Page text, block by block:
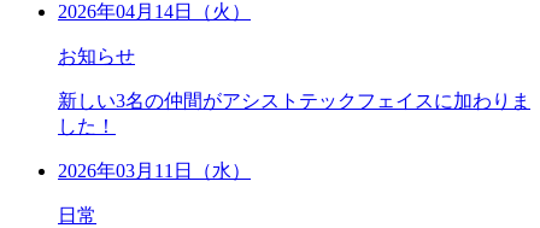
2026年04月14日（火）
お知らせ
新しい3名の仲間がアシストテックフェイスに加わりま
した！
2026年03月11日（水）
日常